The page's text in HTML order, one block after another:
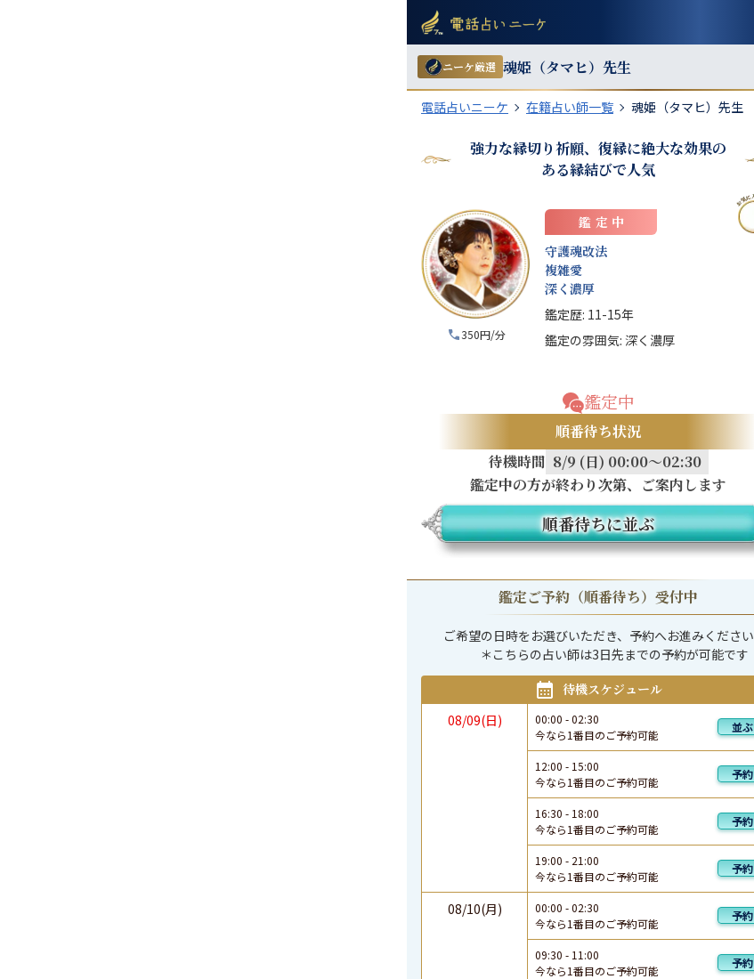
ニーケ厳選 魂姫（タマヒ） 先生
電話占いニーケ 在籍占い師一覧 魂姫（タマヒ）先生
強力な縁切り祈願、復縁に絶大な効果の
ある縁結びで人気
350円/分
鑑定中
守護魂改法
複雑愛
深く濃厚
鑑定歴: 11-15年
鑑定の雰囲気: 深く濃厚
鑑定中
順番待ち状況
待機時間 8/9 (日) 00:00～02:30
鑑定中の方が終わり次第、ご案内します
順番待ちに並ぶ
鑑定ご予約（順番待ち）受付中
ご希望の日時をお選びいただき、予約へお進みください
            ＊こちらの占い師は3日先までの予約が可能です
待機スケジュール
08/09(日)
00:00 -02:30
今なら1番目のご予約可能
並ぶ
12:00 - 15:00
今なら1番目のご予約可能
予約
16:30 - 18:00
今なら1番目のご予約可能
予約
19:00 - 21:00
今なら1番目のご予約可能
予約
08/10(月) 00:00 -02:30
今なら1番目のご予約可能
予約
09:30 - 11:00
今なら1番目のご予約可能
予約